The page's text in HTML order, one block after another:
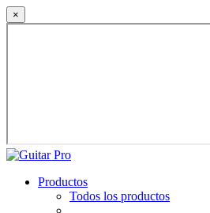
×
Productos
Todos los productos